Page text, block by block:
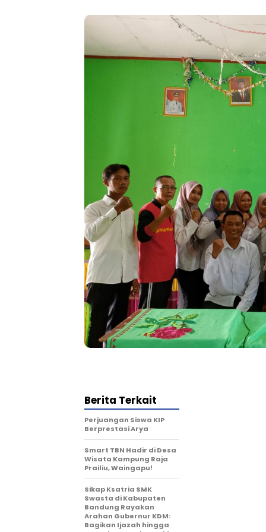
Berita Terkait
Perjuangan Siswa KIP
Berprestasi Arya
Smart TBN Hadir di Desa
Wisata Kampung Raja
Prailiu, Waingapu!
Sikap Ksatria SMK
Swasta di Kabupaten
Bandung Rayakan
Arahan Gubernur KDM:
Bagikan Ijazah hingga